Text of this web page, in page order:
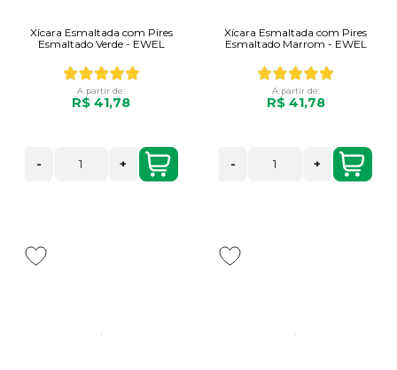
Xícara Esmaltada com Pires
Esmaltado Verde - EWEL
A partir de:
R$ 41,78
- +
Xícara Esmaltada com Pires
Esmaltado Marrom - EWEL
A partir de:
R$ 41,78
- +